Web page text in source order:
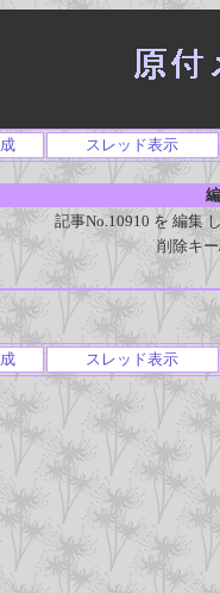
スレッド表示
記事No.10910 を 編集
削除キ
スレッド表示